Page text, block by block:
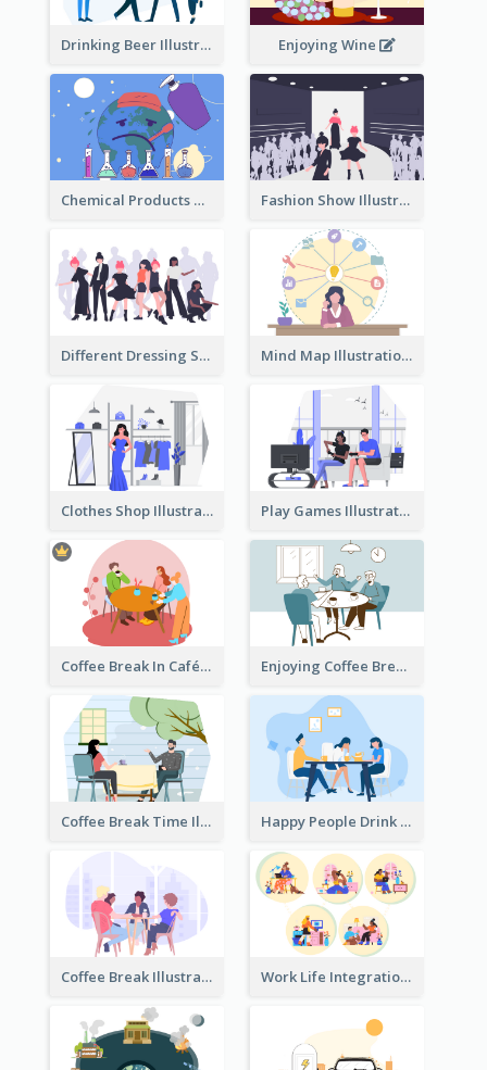
Drinking Beer Illustration Enjoying Wine
Chemical Products Hazarding The Earth Illustration Fashion Show Illustration
Different Dressing Style Illustration Mind Map Illustration
Clothes Shop Illustration Play Games Illustration
Coffee Break In Café Illustration Enjoying Coffee Break Illustration
Coffee Break Time Illustration Happy People Drink Coffee Illustration
Coffee Break Illustration Work Life Integration